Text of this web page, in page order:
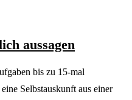
aussagen
bis zu 15-mal
Selbstauskunft aus einer